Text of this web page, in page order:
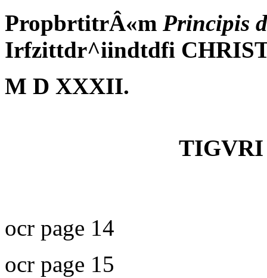
PropbrtitrÂ«m Principis
Irfzittdr^iindtdfi
M D XXXII.
TIGVRI
ocr page 14
ocr page 15